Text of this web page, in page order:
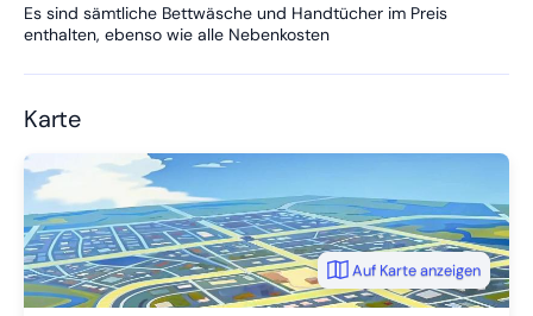
Es sind sämtliche Bettwäsche und Handtücher im Preis
enthalten, ebenso wie alle Nebenkosten
Karte
Auf Karte anzeigen